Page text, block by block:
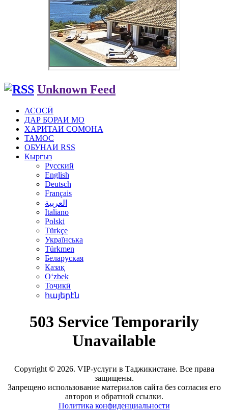
Unknown Feed
АСОСӢ
ДАР БОРАИ МО
ХАРИТАИ СОМОНА
ТАМОС
ОБУНАИ RSS
Кыргыз
Русский
English
Deutsch
Français
العربية
Italiano
Polski
Türkçe
Українська
Türkmen
Беларуская
Қазақ
Oʻzbek
Тоҷикӣ
հայերէն
Copyright © 2026. VIP-услуги в Таджикистане. Все права
защищены.
Запрещено использование материалов сайта без согласия его
авторов и обратной ссылки.
Политика конфиденциальности